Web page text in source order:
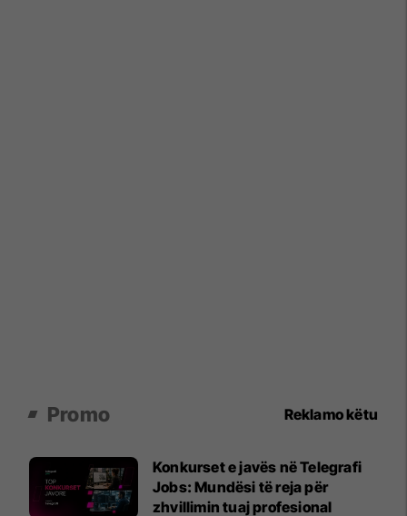
Promo Reklamo këtu
Konkurset e javës në Telegrafi
Jobs: Mundësi të reja për
zhvillimin tuaj profesional